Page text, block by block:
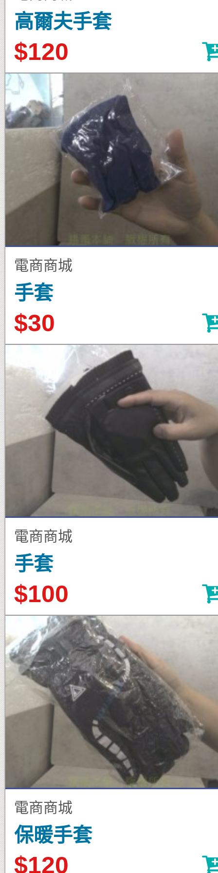
高爾夫手套
$120
電商商城
手套
$30
電商商城
手套
$100
電商商城
保暖手套
$120